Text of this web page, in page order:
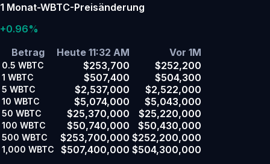
1 Monat-WBTC-Preisänderung
+0.96%
Betrag
Heute 11:32 AM Vor 1M
0.5 WBTC $253,700 $252,200
1 WBTC $507,400 $504,300
5 WBTC $2,537,000 $2,522,000
10 WBTC $5,074,000 $5,043,000
50 WBTC $25,370,000 $25,220,000
100 WBTC $50,740,000 $50,430,000
500 WBTC $253,700,000 $252,200,000
1,000 WBTC $507,400,000 $504,300,000